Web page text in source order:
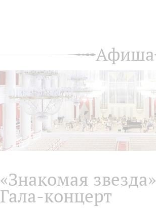
Афиша
«Знакомая звезда»
Гала-концерт